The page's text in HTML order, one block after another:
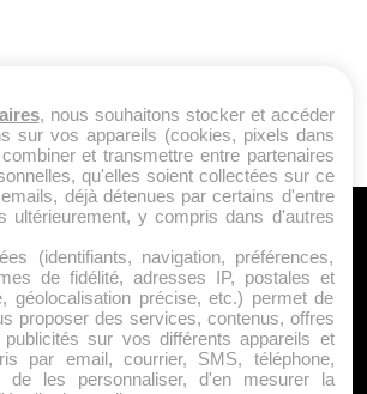
A PROPOS
Qui sommes nous ?
Mentions Légales
Publicité
Politique de Cookies
, nous souhaitons stocker et accéder
sur vos appareils (cookies, pixels dans
et transmettre entre partenaires
qu'elles soient collectées sur ce
déjà détenues par certains d'entre
ultérieurement, y compris dans d'autres
(identifiants, navigation, préférences,
de fidélité, adresses IP, postales et
géolocalisation précise, etc.) permet de
proposer des services, contenus, offres
sur vos différents appareils et
par email, courrier, SMS, téléphone,
de les personnaliser, d'en mesurer la